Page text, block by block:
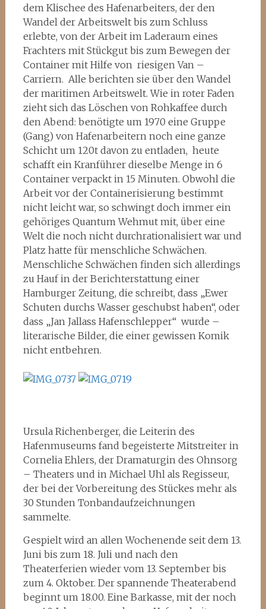
dem Klischee des Hafenarbeiters, der den
Wandel der Arbeitswelt bis zum Schluss
erlebte, von der Arbeit im Laderaum eines
Frachters mit Stückgut bis zum Bewegen der
Container mit Hilfe von riesigen Van –
Carriern. Alle berichten sie über den Wandel
der maritimen Arbeitswelt. Wie in roter Faden
zieht sich das Löschen von Rohkaffee durch
den Abend: benötigte um 1970 eine Gruppe
(Gang) von Hafenarbeitern noch eine ganze
Schicht um 120t davon zu entladen, heute
schafft ein Kranführer dieselbe Menge in 6
Container verpackt in 15 Minuten. Obwohl die
Arbeit vor der Containerisierung bestimmt
nicht leicht war, so schwingt doch immer ein
gehöriges Quantum Wehmut mit, über eine
Welt die noch nicht durchrationalisiert war und
Platz hatte für menschliche Schwächen.
Menschliche Schwächen finden sich allerdings
zu Hauf in der Berichterstattung einer
Hamburger Zeitung, die schreibt, dass „Ewer
Schuten durchs Wasser geschubst haben“, oder
dass „Jan Jallass Hafenschlepper“ wurde –
literarische Bilder, die einer gewissen Komik
nicht entbehren.
Ursula Richenberger, die Leiterin des
Hafenmuseums fand begeisterte Mitstreiter in
Cornelia Ehlers, der Dramaturgin des Ohnsorg
– Theaters und in Michael Uhl als Regisseur,
der bei der Vorbereitung des Stückes mehr als
30 Stunden Tonbandaufzeichnungen
sammelte.
Gespielt wird an allen Wochenende seit dem 13.
Juni bis zum 18. Juli und nach den
Theaterferien wieder vom 13. September bis
zum 4. Oktober. Der spannende Theaterabend
beginnt um 18.00. Eine Barkasse, mit der noch